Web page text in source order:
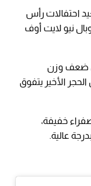
احتفالات رأس
نيو لايت أوف
21,450 قيراطًا أي ضعف وزن
الأخير يتفوق
خفيفة،
عالية.